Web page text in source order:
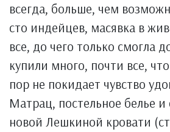
всегда, больше, чем
сто индейцев, масявка в
все, до чего только смогла
купили много, почти все,
пор не покидает чувство
Матрац, постельное белье и
новой Лешкиной кровати